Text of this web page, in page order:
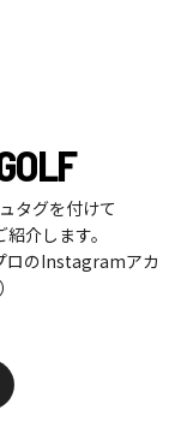
タグを付けて
介します。
ロのInstagramアカ